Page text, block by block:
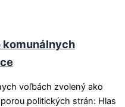
komunálnych
voľbách zvolený ako
politických strán: Hlas